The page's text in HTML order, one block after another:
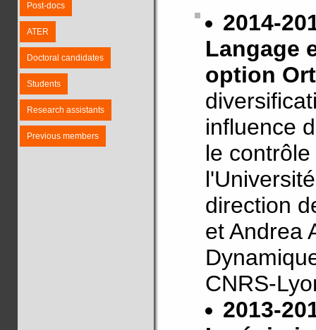
Post-docs
ATER
Doctoral candidates
Students
Research assistants
Previous members
2014-
Langage
option
influence
le
direction
et Andrea
CNRS-
2013-